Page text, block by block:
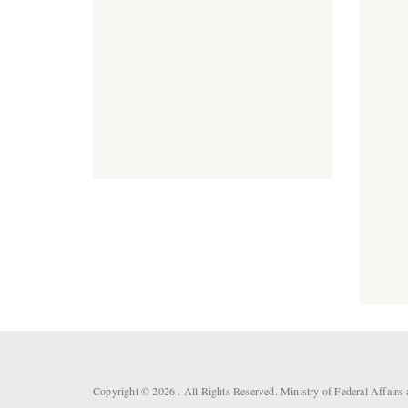
Copyright © 2026 . All Rights Reserved. Ministry of Federal Affairs